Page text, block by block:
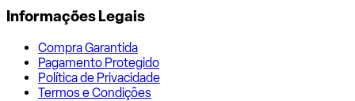
Informações Legais
Compra Garantida
Pagamento Protegido
Política de Privacidade
Termos e Condições